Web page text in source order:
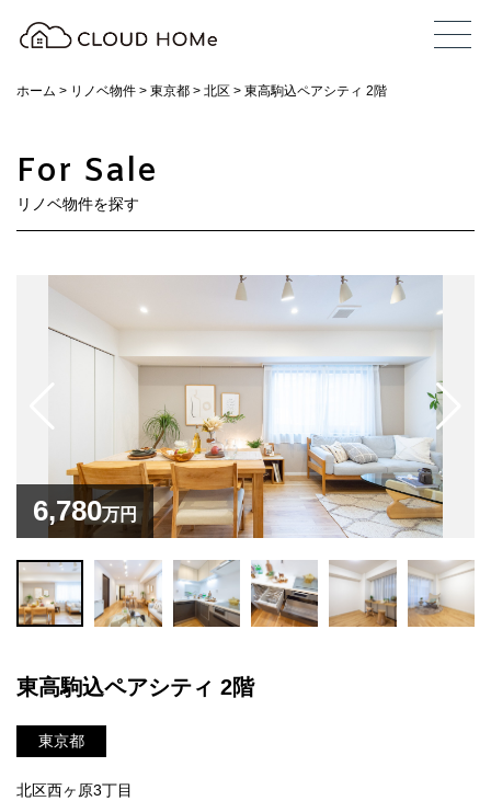
ホーム > リノベ物件 > 東京都 > 北区 > 東高駒込ペアシティ 2階
For Sale
リノベ物件を探す
6,780万円
東高駒込ペアシティ 2階
東京都
北区西ヶ原3丁目